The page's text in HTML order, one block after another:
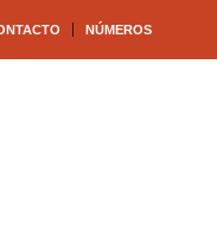
NÚMEROS